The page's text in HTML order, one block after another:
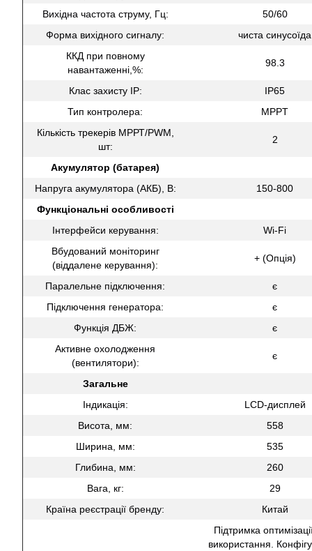
Вихідна частота струму, Гц:
50/60
Форма вихідного сигналу:
чиста синусоїда
ККД при повному
навантаженні,%:
98.3
Клас захисту IP:
IP65
Тип контролера:
MPPT
Кількість трекерів МРРТ/PWM,
шт:
2
Акумулятор (батарея)
Напруга акумулятора (АКБ), В:
150-800
Функціональні особливості
Інтерфейси керування:
Wi-Fi
Вбудований моніторинг
(віддалене керування):
+ (Опція)
Паралельне підключення:
є
Підключення генератора:
є
Функція ДБЖ:
є
Активне охолодження
(вентилятори):
є
Загальне
Індикація:
LCD-дисплей
Висота, мм:
558
Ширина, мм:
535
Глибина, мм:
260
Вага, кг:
29
Країна реєстрації бренду:
Китай
Підтримка
використання.